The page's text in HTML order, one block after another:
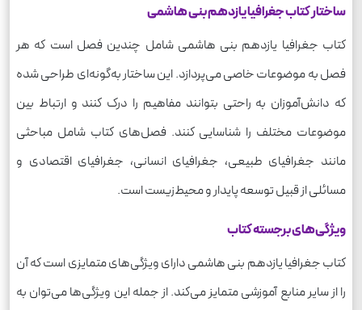
ساختار کتاب جغرافیا یازدهم بنی هاشمی
کتاب جغرافیا یازدهم بنی هاشمی شامل چندین فصل است که هر
فصل به موضوعات خاصی می‌پردازد. این ساختار به‌گونه‌ای طراحی شده
که دانش‌آموزان به راحتی بتوانند مفاهیم را درک کنند و ارتباط بین
موضوعات مختلف را شناسایی کنند. فصل‌های کتاب شامل مباحثی
مانند جغرافیای طبیعی، جغرافیای انسانی، جغرافیای اقتصادی و
مسائلی از قبیل توسعه پایدار و محیط‌زیست است.
ویژگی‌های برجسته کتاب
کتاب جغرافیا یازدهم بنی هاشمی دارای ویژگی‌های متمایزی است که آن
را از سایر منابع آموزشی متمایز می‌کند. از جمله این ویژگی‌ها می‌توان به